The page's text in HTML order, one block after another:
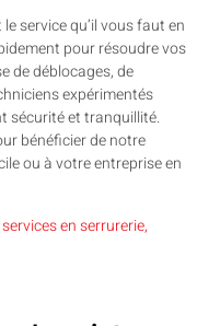
service qu’il vous faut en
pour résoudre vos
de déblocages, de
expérimentés
sécurité et tranquillité.
bénéficier de notre
ou à votre entreprise en
en serrurerie,